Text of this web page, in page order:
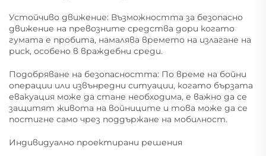
Устойчиво движение: Възможността за безопасно
движение на превозните средства дори когато
гумата е пробита, намалява времето на излагане на
риск, особено в враждебни среди.
Подобряване на безопасността: По време на бойни
операции или извънредни ситуации, когато бързата
евакуация може да стане необходима, е важно да се
защитят живота на войниците и това може да се
постигне само чрез поддържане на мобилност.
Индивидуално проектирани решения